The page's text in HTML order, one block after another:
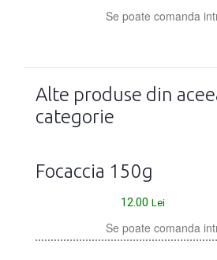
Se poate comanda
Alte produse din
categorie
Focaccia 150g
12.00 Lei
Se poate comanda